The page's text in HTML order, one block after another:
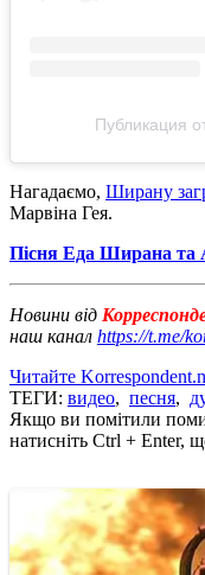
Публикация
Нагадаємо, Ширану
Марвіна Гея.
Пісня Еда Ширана та
Новини від
наш канал https://t.me/
Читайте
ТЕГИ: видео, песня,
Якщо ви помітили
натисніть Ctrl + Enter,